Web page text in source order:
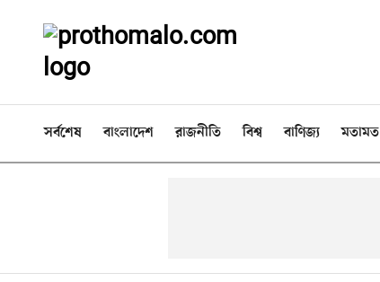
সর্বশেষ বাংলাদেশ রাজনীতি বিশ্ব বাণিজ্য মতামত